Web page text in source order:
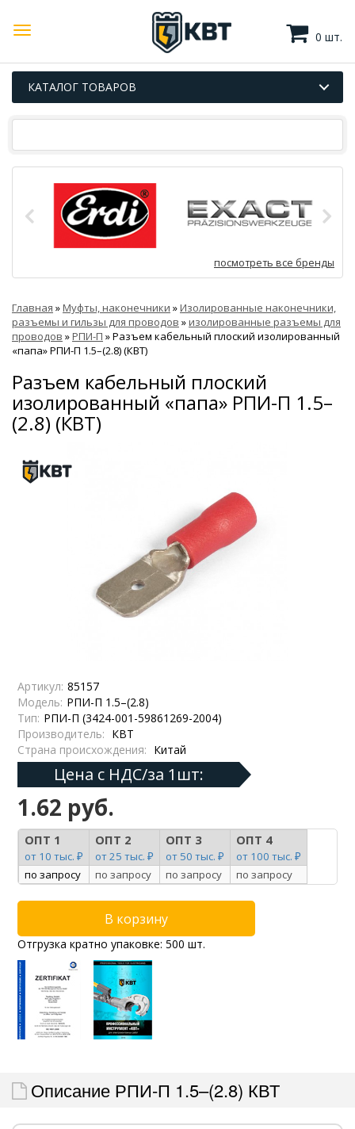
0 шт.
КАТАЛОГ ТОВАРОВ
посмотреть все бренды
Главная »Муфты, наконечники »Изолированные наконечники,
разъемы и гильзы для проводов »изолированные разъемы для
проводов »РПИ-П »Разъем кабельный плоский изолированный
«папа» РПИ-П 1.5–(2.8) (КВТ)
Разъем кабельный плоский
изолированный «папа» РПИ-П 1.5–
(2.8) (КВТ)
Артикул: 85157
Модель: РПИ-П 1.5–(2.8)
Тип: РПИ-П (3424-001-59861269-2004)
Производитель: КВТ
Страна происхождения: Китай
Цена с НДС/за 1шт:
1.62 руб.
ОПТ 1
от 10 тыс. ₽
ОПТ 2
от 25 тыс. ₽
ОПТ 3
от 50 тыс. ₽
ОПТ 4
от 100 тыс. ₽
по запросу
по запросу по запросу по запросу
Отгрузка кратно упаковке: 500 шт.
Описание РПИ-П 1.5–(2.8) КВТ